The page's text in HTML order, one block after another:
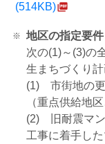
(514KB)
地区の指定要件
次の(1)～(3)の
生まちづくり
(1) 市街地の更
（重点供給地
(2) 旧耐震マン
工事に着手し